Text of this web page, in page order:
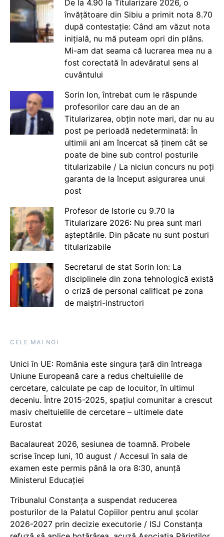
De la 4.90 la Titularizare 2026, o
învățătoare din Sibiu a primit nota 8.70
după contestație: Când am văzut nota
inițială, nu mă puteam opri din plâns.
Mi-am dat seama că lucrarea mea nu a
fost corectată în adevăratul sens al
cuvântului
Sorin Ion, întrebat cum le răspunde
profesorilor care dau an de an
Titularizarea, obțin note mari, dar nu au
post pe perioadă nedeterminată: În
ultimii ani am încercat să ținem cât se
poate de bine sub control posturile
titularizabile / La niciun concurs nu poți
garanta de la început asigurarea unui
post
Profesor de Istorie cu 9.70 la
Titularizare 2026: Nu prea sunt mari
așteptările. Din păcate nu sunt posturi
titularizabile
Secretarul de stat Sorin Ion: La
disciplinele din zona tehnologică există
o criză de personal calificat pe zona
de maiștri-instructori
CELE MAI NOI
Unici în UE: România este singura țară din întreaga
Uniune Europeană care a redus cheltuielile de
cercetare, calculate pe cap de locuitor, în ultimul
deceniu. Între 2015-2025, spațiul comunitar a crescut
masiv cheltuielile de cercetare – ultimele date
Eurostat
Bacalaureat 2026, sesiunea de toamnă. Probele
scrise încep luni, 10 august / Accesul în sala de
examen este permis până la ora 8:30, anunță
Ministerul Educației
Tribunalul Constanța a suspendat reducerea
posturilor de la Palatul Copiilor pentru anul școlar
2026-2027 prin decizie executorie / ISJ Constanța